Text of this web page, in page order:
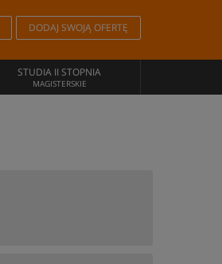
DODAJ SWOJĄ OFERTĘ
STUDIA II STOPNIA
MAGISTERSKIE